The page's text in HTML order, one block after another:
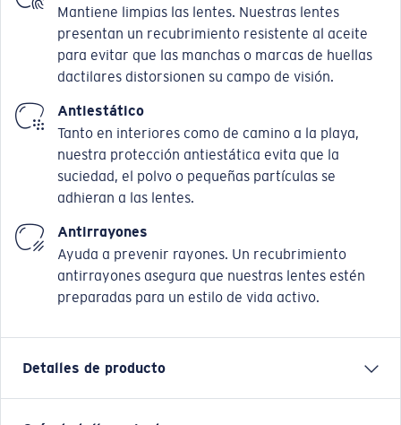
Mantiene limpias las lentes. Nuestras lentes
presentan un recubrimiento resistente al aceite
para evitar que las manchas o marcas de huellas
dactilares distorsionen su campo de visión.
Antiestático
Tanto en interiores como de camino a la playa,
nuestra protección antiestática evita que la
suciedad, el polvo o pequeñas partículas se
adhieran a las lentes.
Antirrayones
Ayuda a prevenir rayones. Un recubrimiento
antirrayones asegura que nuestras lentes estén
preparadas para un estilo de vida activo.
Detalles de producto